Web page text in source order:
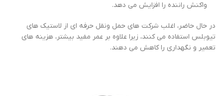
واکنش راننده را افزایش می‌ دهد.
در حال حاضر، اغلب شرکت‌ های حمل ‌ونقل حرفه ‌ای از لاستیک‌ های
تیوبلس استفاده می ‌کنند، زیرا علاوه بر عمر مفید بیشتر، هزینه ‌های
تعمیر و نگهداری را کاهش می‌ دهند.